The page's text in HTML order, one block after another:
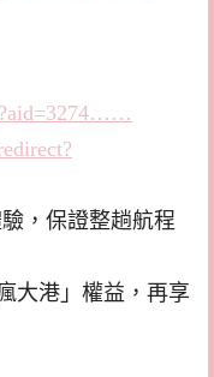
，保證整趟航程
大港」權益，再享